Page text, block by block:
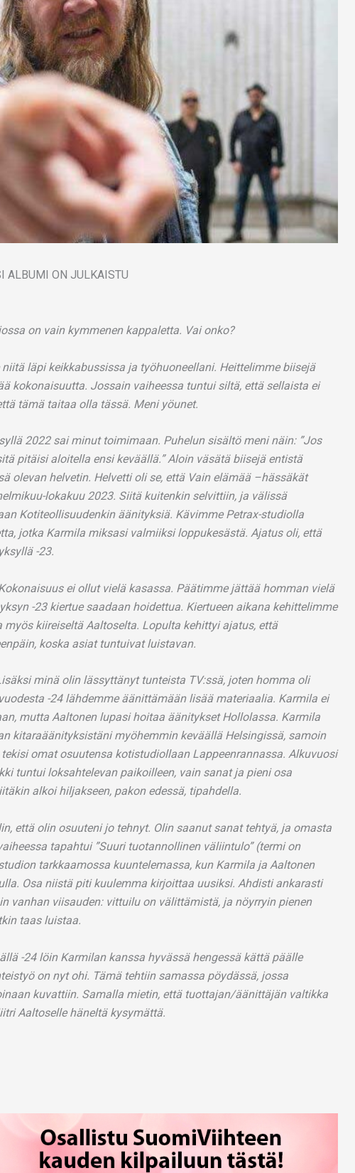
on vain kymmenen kappaletta. Vai onko?
läpi keikkabussissa ja työhuoneellani. Heittelimme biisejä
kokonaisuutta. Jossain vaiheessa tuntui siltä, että sellaista ei
tämä taitaa olla tässä. Meni yöunet.
2022 sai minut toimimaan. Puhelun sisältö meni näin: ”Jos
pitäisi aloitella ensi keväällä.” Aloin väsätä biisejä entistä
olevan helvetin. Helvetti oli se, että Vain elämää –hässäkät
lokakuu 2023. Siitä kuitenkin selvittiin, ja välissä
Kotiteollisuudenkin äänityksiä. Kävimme Petrax-studiolla
jotka Karmila miksasi valmiiksi loppukesästä. Ajatus oli, että
-23.
ei ollut vielä kasassa. Päätimme jättää homman vielä
-23 kiertue saadaan hoidettua. Kiertueen aikana kehittelimme
kiireiseltä Aaltoselta. Lopulta kehittyi ajatus, että
koska asiat tuntuivat luistavan.
minä olin lässyttänyt tunteista TV:ssä, joten homma oli
-24 lähdemme äänittämään lisää materiaalia. Karmila ei
mutta Aaltonen lupasi hoitaa äänitykset Hollolassa. Karmila
kitaraäänityksistäni myöhemmin keväällä Helsingissä, samoin
omat osuutensa kotistudiollaan Lappeenrannassa. Alkuvuosi
tuntui loksahtelevan paikoilleen, vain sanat ja pieni osa
alkoi hiljakseen, pakon edessä, tipahdella.
että olin osuuteni jo tehnyt. Olin saanut sanat tehtyä, ja omasta
tapahtui ”Suuri tuotannollinen väliintulo” (termi on
tarkkaamossa kuuntelemassa, kun Karmila ja Aaltonen
Osa niistä piti kuulemma kirjoittaa uusiksi. Ahdisti ankarasti
vanhan viisauden: vittuilu on välittämistä, ja nöyrryin pienen
taas luistaa.
-24 löin Karmilan kanssa hyvässä hengessä kättä päälle
on nyt ohi. Tämä tehtiin samassa pöydässä, jossa
kuvattiin. Samalla mietin, että tuottajan/äänittäjän valtikka
Aaltoselle häneltä kysymättä.